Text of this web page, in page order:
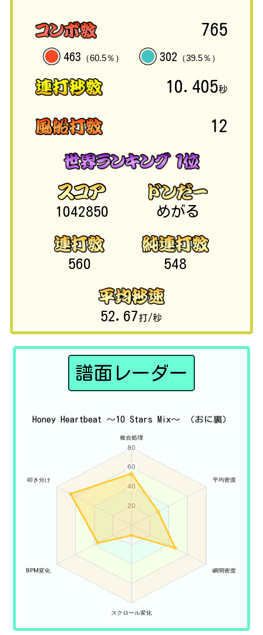
765
463 （60.5％） 302 （39.5％）
10.405秒
12
1042850 めがる
560 548
52.67打/秒
譜面レーダー